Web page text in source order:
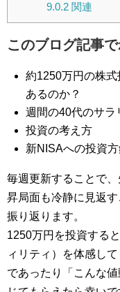
9.0.2関連
このブログ記事
約1250万円の株
あるのか？
週間の40代のサラ
投資の考え方
新NISAへの投資
毎週更新することで
昇局面も冷静に見返
振り返ります。
1250万円を投資する
ィリティ）を体感し
であったり「こんな